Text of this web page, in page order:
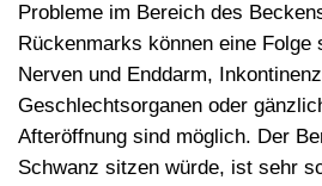
Probleme im Bereich des
Rückenmarks können eine Folge
Nerven und Enddarm,
Geschlechtsorganen oder
Afteröffnung sind möglich. Der
Schwanz sitzen würde, ist sehr